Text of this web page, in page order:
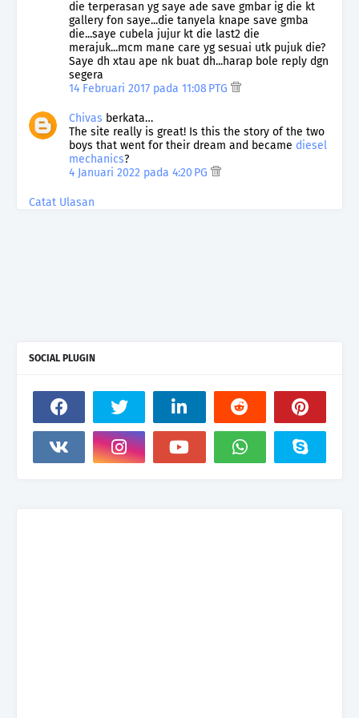
die terperasan yg saye ade save gmbar ig die kt
gallery fon saye...die tanyela knape save gmba
die...saye cubela jujur kt die last2 die
merajuk...mcm mane care yg sesuai utk pujuk die?
Saye dh xtau ape nk buat dh...harap bole reply dgn
segera
14 Februari 2017 pada 11:08 PTG
Chivas berkata…
The site really is great! Is this the story of the two
boys that went for their dream and became diesel
mechanics?
4 Januari 2022 pada 4:20 PG
Catat Ulasan
SOCIAL PLUGIN